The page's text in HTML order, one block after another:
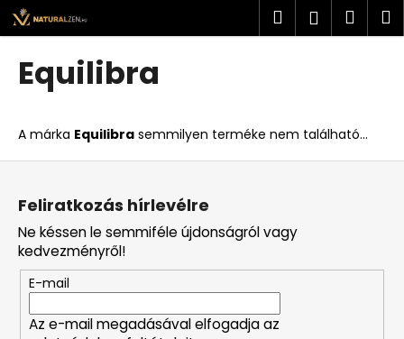
Ugrás
fő
tartalomhoz
Keresés
Equilibra
A márka Equilibra semmilyen terméke nem található...
K
o
i
t
k
e
r
e
s
?
L
Feliratkozás hírlevélre
Ne késsen le semmiféle újdonságról vagy
kedvezményről!
E-mail
Az e-mail megadásával elfogadja az